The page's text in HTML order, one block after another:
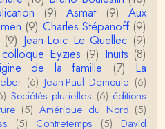
Snow – qui m'a l'air d'être
qu'une et…
avec vous et quant à Leacock j
ouvrages et il…
(9) Asmat (9)
Aux
(9) Charles Stépanoff (9)
(9) Jean-Loïc Le Quellec (9)
colloque Eyzies (9) Inuits (8)
de la famille (7)
La
(6) Jean-Paul Demoule (6)
Sociétés plurielles (6) éditions
(5) Amérique du Nord (5)
(5) Contretemps (5)
David